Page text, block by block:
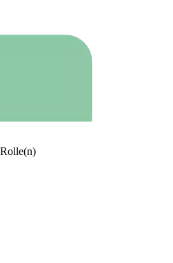
Rolle(n)